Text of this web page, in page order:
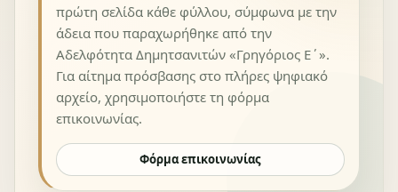
πρώτη σελίδα κάθε φύλλου, σύμφωνα με την
άδεια που παραχωρήθηκε από την
Αδελφότητα Δημητσανιτών «Γρηγόριος Ε΄».
Για αίτημα πρόσβασης στο πλήρες ψηφιακό
αρχείο, χρησιμοποιήστε τη φόρμα
επικοινωνίας.
Φόρμα επικοινωνίας